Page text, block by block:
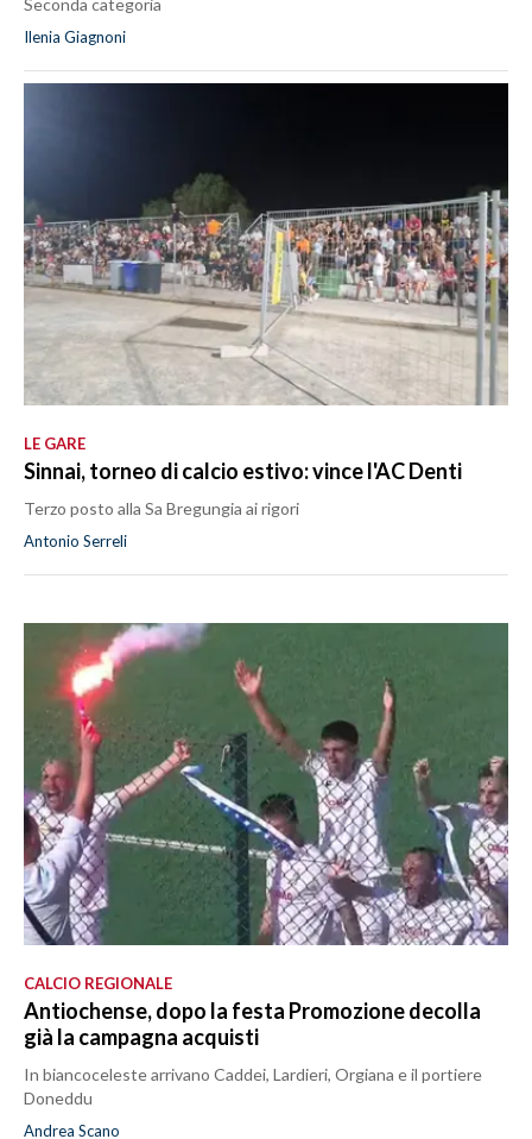
Ilenia Giagnoni
LE GARE
Sinnai, torneo di calcio estivo: vince l'AC Denti
Terzo posto alla Sa Bregungia ai rigori
Antonio Serreli
CALCIO REGIONALE
Antiochense, dopo la festa Promozione decolla
già la campagna acquisti
In biancoceleste arrivano Caddei, Lardieri, Orgiana e il portiere
Doneddu
Andrea Scano